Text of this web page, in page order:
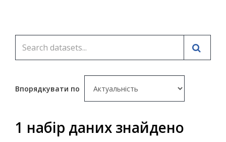
Впорядкувати по
1 набір даних знайдено